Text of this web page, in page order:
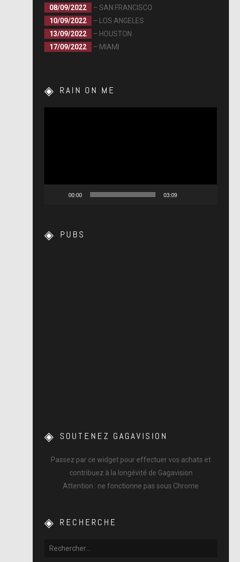
08/09/2022
– SAN FRANCISCO
10/09/2022
– LOS ANGELES
13/09/2022
– HOUSTON
17/09/2022
– MIAMI
RAIN ON ME
00:00 03:09
PUBS
SOUTENEZ GAGAVISION
Passez par ce widget pour effectuer vos achats et
contribuez à la longévité de Gagavision
Attention : ne fonctionne pas sous Chrome
RECHERCHE